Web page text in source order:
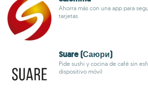
Ahorra más con una app para
tarjetas
Suare (Саюри)
Pide sushi y cocina de café sin
dispositivo móvil